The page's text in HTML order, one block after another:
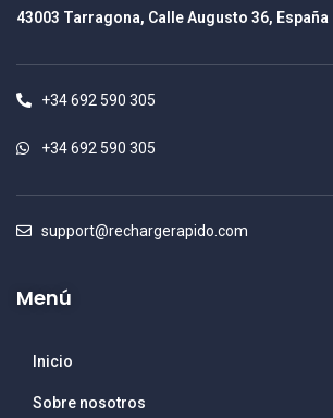
43003 Tarragona, Calle Augusto 36, España
+34 692 590 305
+34 692 590 305
support@rechargerapido.com
Menú
Inicio
Sobre nosotros